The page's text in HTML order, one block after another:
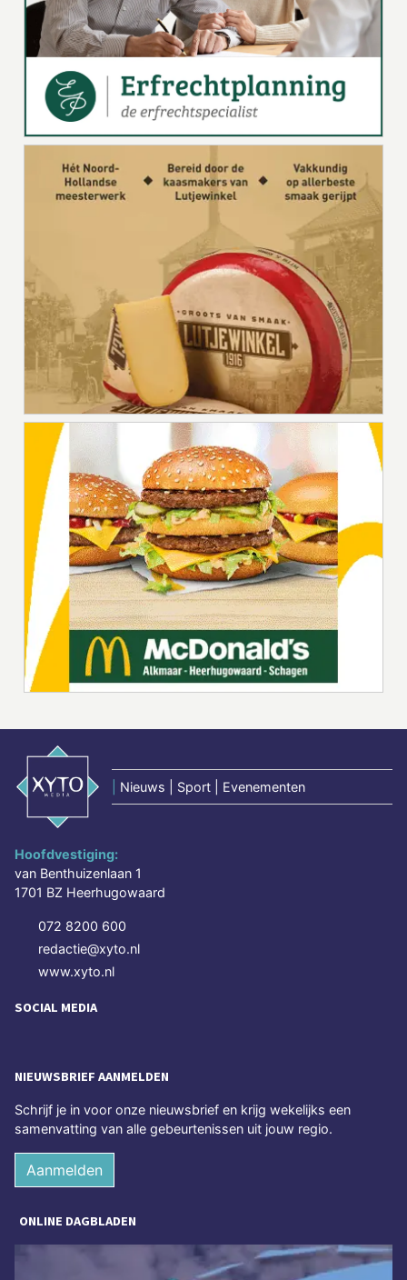
Nieuws | Sport | Evenementen
Hoofdvestiging:
van Benthuizenlaan 1
1701 BZ Heerhugowaard
072 8200 600
redactie@xyto.nl
www.xyto.nl
SOCIAL MEDIA
NIEUWSBRIEF AANMELDEN
Schrijf je in voor onze nieuwsbrief en krijg wekelijks een
samenvatting van alle gebeurtenissen uit jouw regio.
Aanmelden
ONLINE DAGBLADEN